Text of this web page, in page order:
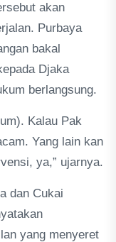
akan
Purbaya
bakal
Djaka
berlangsung.
Kalau Pak
Yang lain kan
ya,” ujarnya.
dan Cukai
yang menyeret